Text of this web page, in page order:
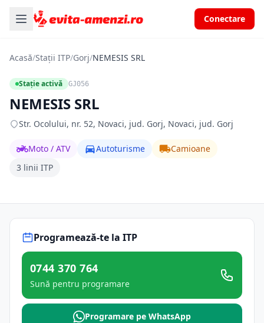
Conectare
Acasă/Stații ITP/Gorj/NEMESIS SRL
Stație activă GJ056
NEMESIS SRL
Str. Ocolului, nr. 52, Novaci, jud. Gorj, Novaci, jud. Gorj
Moto / ATV Autoturisme
Camioane
3 linii ITP
Programează-te la ITP
0744 370 764
Sună pentru programare
Programare pe WhatsApp